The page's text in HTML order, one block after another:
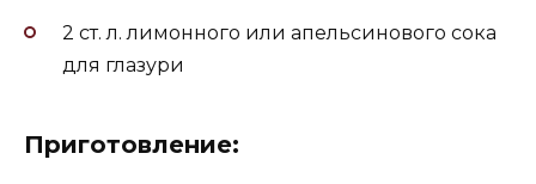
2 ст. л. лимонного или апельсинового сока
для глазури
Приготовление: